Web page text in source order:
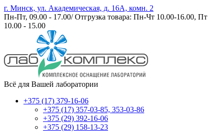
г. Минск, ул. Академическая, д. 16А, комн. 2
Пн-Пт, 09.00 - 17.00/ Отгрузка товара: Пн-Чт 10.00-16.00, Пт
10.00 - 15.00
Всё для Вашей лаборатории
+375 (17) 379-16-06
+375 (17) 357-03-85, 353-03-86
+375 (29) 392-16-06
+375 (29) 158-13-23